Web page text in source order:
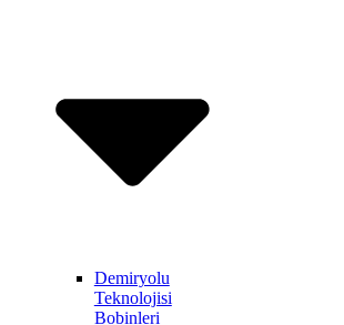
Demiryolu
Teknolojisi
Bobinleri